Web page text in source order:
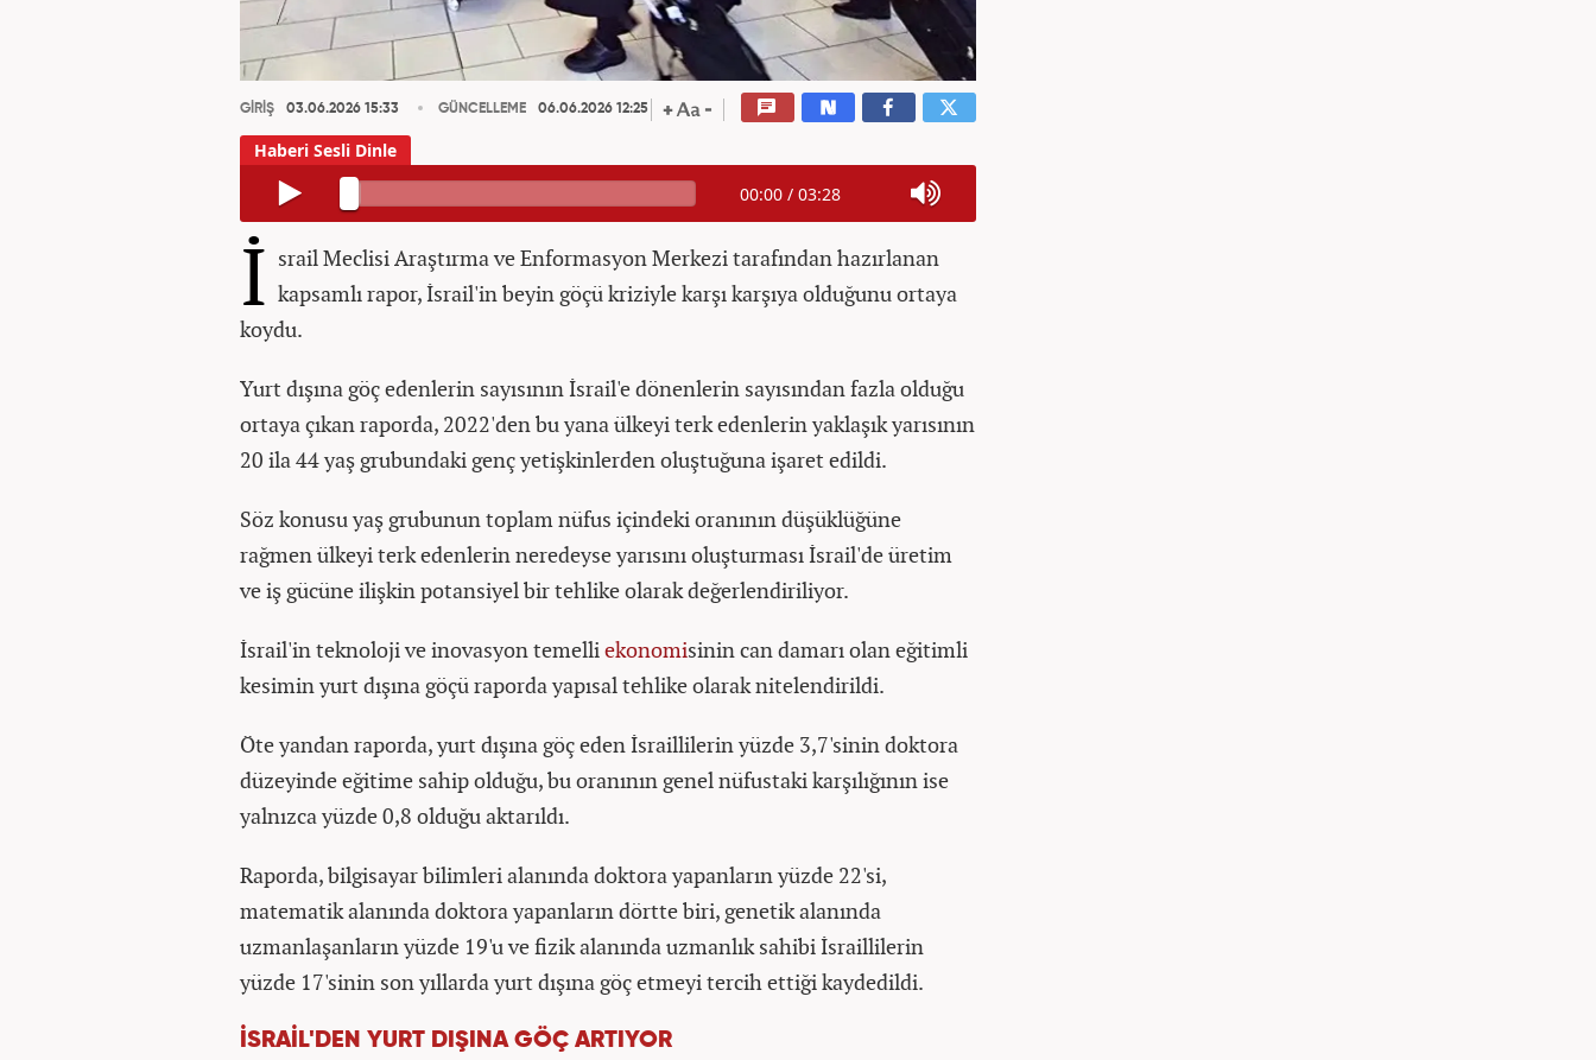
GİRİŞ 03.06.2026 15:33 GÜNCELLEME 06.06.2026 12:25
00:00 / 03:28
İ srail Meclisi Araştırma ve Enformasyon Merkezi tarafından hazırlanan
kapsamlı rapor, İsrail'in beyin göçü kriziyle karşı karşıya olduğunu ortaya
koydu.
Yurt dışına göç edenlerin sayısının İsrail'e dönenlerin sayısından fazla olduğu
ortaya çıkan raporda, 2022'den bu yana ülkeyi terk edenlerin yaklaşık yarısının
20 ila 44 yaş grubundaki genç yetişkinlerden oluştuğuna işaret edildi.
Söz konusu yaş grubunun toplam nüfus içindeki oranının düşüklüğüne
rağmen ülkeyi terk edenlerin neredeyse yarısını oluşturması İsrail'de üretim
ve iş gücüne ilişkin potansiyel bir tehlike olarak değerlendiriliyor.
İsrail'in teknoloji ve inovasyon temelliekonomisinin can damarı olan eğitimli
kesimin yurt dışına göçü raporda yapısal tehlike olarak nitelendirildi.
Öte yandan raporda, yurt dışına göç eden İsraillilerin yüzde 3,7'sinin doktora
düzeyinde eğitime sahip olduğu, bu oranının genel nüfustaki karşılığının ise
yalnızca yüzde 0,8 olduğu aktarıldı.
Raporda, bilgisayar bilimleri alanında doktora yapanların yüzde 22'si,
matematik alanında doktora yapanların dörtte biri, genetik alanında
uzmanlaşanların yüzde 19'u ve fizik alanında uzmanlık sahibi İsraillilerin
yüzde 17'sinin son yıllarda yurt dışına göç etmeyi tercih ettiği kaydedildi.
İSRAİL'DEN YURT DIŞINA GÖÇ ARTIYOR